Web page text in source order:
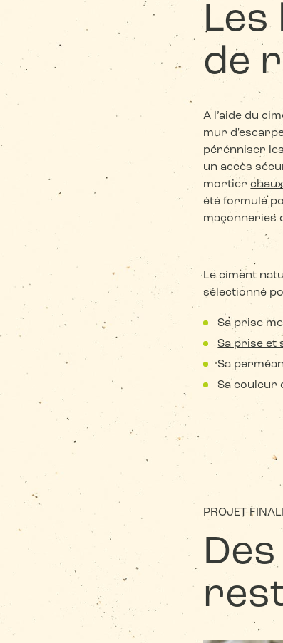
Les
de
A l’aide du
mur
pérénniser
un accès
mortier
été formulé
maçonneries
Le ciment
sélectionné
Sa prise
Sa prise et
Sa
Sa couleur
PROJET